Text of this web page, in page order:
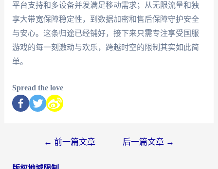
平台支持和多设备并发满足移动需求；从无限流量和独
享大带宽保障稳定性，到数据加密和售后保障守护安全
与安心。这条归途已经铺好，接下来只需专注享受国服
游戏的每一刻激动与欢乐，跨越时空的限制其实如此简
单。
Spread the love
← 前一篇文章 后一篇文章 →